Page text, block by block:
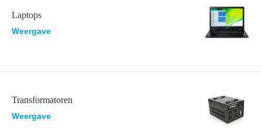
Laptops
Weergave
Transformatoren
Weergave